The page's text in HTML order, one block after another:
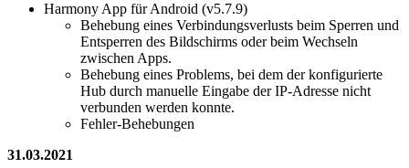
Harmony App für Android (v5.7.9)
Behebung eines Verbindungsverlusts beim Sperren und
Entsperren des Bildschirms oder beim Wechseln
zwischen Apps.
Behebung eines Problems, bei dem der konfigurierte
Hub durch manuelle Eingabe der IP-Adresse nicht
verbunden werden konnte.
Fehler-Behebungen
31.03.2021